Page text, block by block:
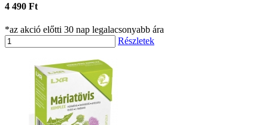
4 490 Ft
*az akció előtti 30 nap legalacsonyabb ára
Részletek